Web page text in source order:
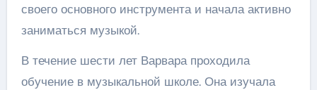
своего основного инструмента и начала активно
заниматься музыкой.
В течение шести лет Варвара проходила
обучение в музыкальной школе. Она изучала